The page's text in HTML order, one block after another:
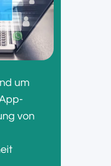
um
von